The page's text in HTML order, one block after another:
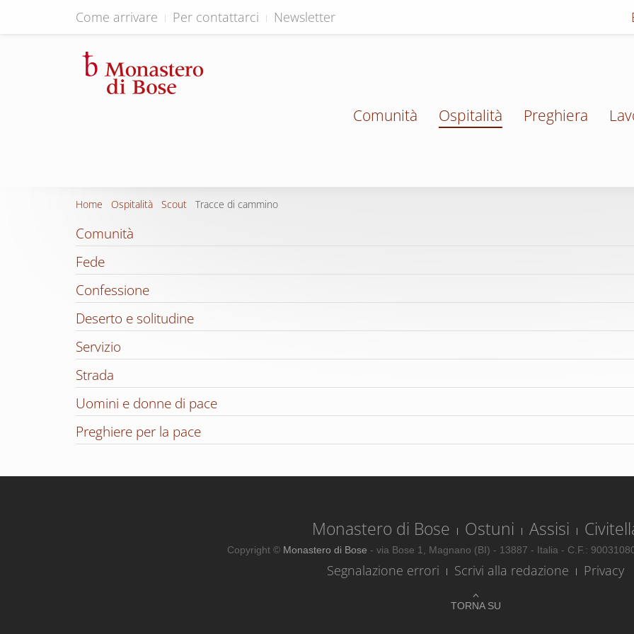
Come arrivare Per contattarci Newsletter
Comunità Ospitalità Preghiera
Home Ospitalità Scout Tracce di cammino
Comunità
Fede
Confessione
Deserto e solitudine
Servizio
Strada
Uomini e donne di pace
Preghiere per la pace
TORNA SU
Monastero di Bose Ostuni Assisi
Copyright © Monastero di Bose - via Bose 1, Magnano (BI) - 13887 - Italia - C.F.:
Segnalazione errori Scrivi alla redazione Privacy